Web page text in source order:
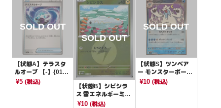
【状態A】テラスタ
ルオーブ 【-】{012/
022}[SVLS]
¥5 (税込)
【状態B】シビシラ
ス 雷エネルギーミラ
ー【-】{047/193}[M
¥10(税込)
【状態S】ツンベア
ー モンスターボール
ミラー【R】{029/08
¥10 (税込)